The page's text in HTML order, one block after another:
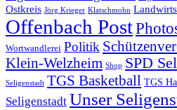
Ostkreis Jörg Krieger Klatschmohn
Offenbach Post
Wortwandlerei Politik
Klein-Welzheim Shop SPD
Seligenstadt TGS Basketball TGS
Seligenstadt Unser